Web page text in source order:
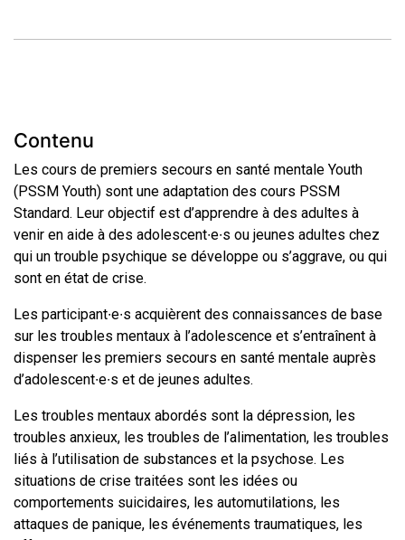
Contenu
Les cours de premiers secours en santé mentale Youth
(PSSM Youth) sont une adaptation des cours PSSM
Standard. Leur objectif est d’apprendre à des adultes à
venir en aide à des adolescent∙e∙s ou jeunes adultes chez
qui un trouble psychique se développe ou s’aggrave, ou qui
sont en état de crise.
Les participant∙e∙s acquièrent des connaissances de base
sur les troubles mentaux à l’adolescence et s’entraînent à
dispenser les premiers secours en santé mentale auprès
d’adolescent∙e∙s et de jeunes adultes.
Les troubles mentaux abordés sont la dépression, les
troubles anxieux, les troubles de l’alimentation, les troubles
liés à l’utilisation de substances et la psychose. Les
situations de crise traitées sont les idées ou
comportements suicidaires, les automutilations, les
attaques de panique, les événements traumatiques, les